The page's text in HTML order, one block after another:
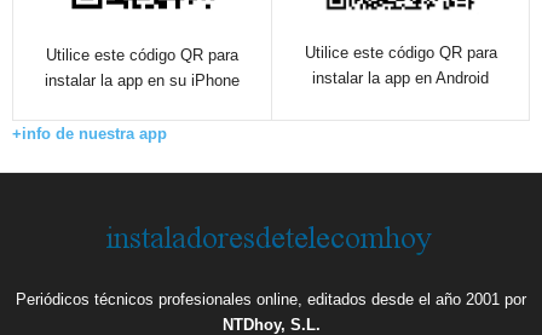
Utilice este código QR para
instalar la app en su iPhone
Utilice este código QR para
instalar la app en Android
+info de nuestra app
Periódicos técnicos profesionales online, editados desde el año 2001 por
NTDhoy, S.L.